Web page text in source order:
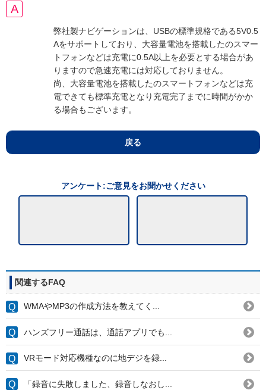
弊社製ナビゲーションは、USBの標準規格である5V0.5
Aをサポートしており、大容量電池を搭載したのスマー
トフォンなどは充電に0.5A以上を必要とする場合があ
りますので急速充電には対応しておりません。
尚、大容量電池を搭載したのスマートフォンなどは充
電できても標準充電となり充電完了までに時間がかか
る場合もございます。
戻る
アンケート:ご意見をお聞かせください
関連するFAQ
WMAやMP3の作成方法を教えてく...
ハンズフリー通話は、通話アプリでも...
VRモード対応機種なのに地デジを録...
「録音に失敗しました、録音しなおし...